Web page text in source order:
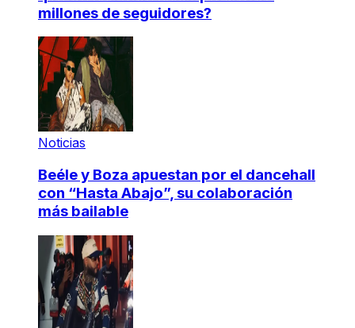
millones de seguidores?
Noticias
Beéle y Boza apuestan por el dancehall
con “Hasta Abajo”, su colaboración
más bailable